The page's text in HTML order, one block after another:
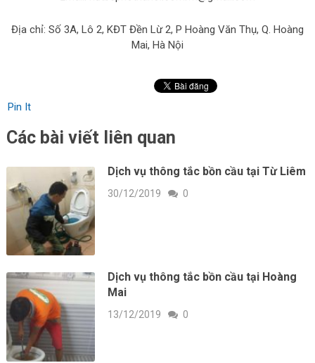
Địa chỉ: Số 3A, Lô 2, KĐT Đền Lừ 2, P Hoàng Văn Thụ, Q. Hoàng
Mai, Hà Nội
Pin It
Các bài viết liên quan
Dịch vụ thông tắc bồn cầu tại Từ Liêm
30/12/2019 0
Dịch vụ thông tắc bồn cầu tại Hoàng
Mai
13/12/2019 0